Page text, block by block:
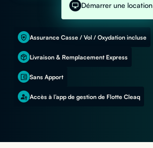
Assurance Casse / Vol / Oxydation incluse
Livraison & Remplacement Express
Sans Apport
Accès à l’app de gestion de Flotte Cleaq
Démarrer une location